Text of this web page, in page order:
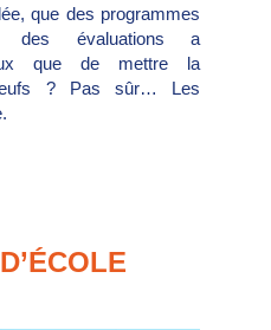
que des programmes
des évaluations a
que de mettre la
? Pas sûr… Les